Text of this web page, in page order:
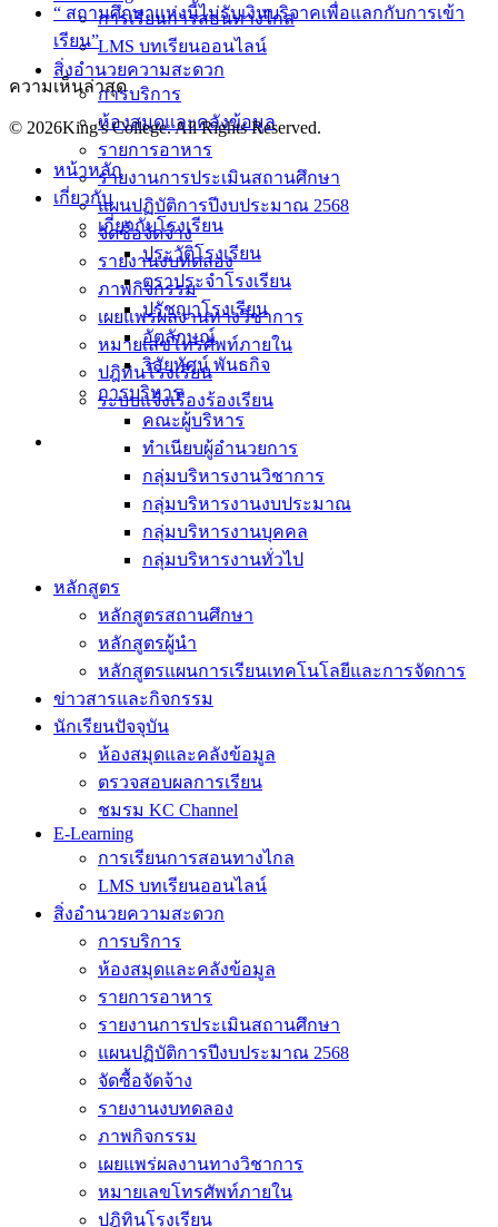
การเรียนการสอนทางไกล
LMS บทเรียนออนไลน์
สิ่งอำนวยความสะดวก
การบริการ
ห้องสมุดและคลังข้อมูล
รายการอาหาร
รายงานการประเมินสถานศึกษา
แผนปฏิบัติการปีงบประมาณ 2568
จัดซื้อจัดจ้าง
รายงานงบทดลอง
ภาพกิจกรรม
เผยแพร่ผลงานทางวิชาการ
หมายเลขโทรศัพท์ภายใน
ปฎิทินโรงเรียน
ระบบแจ้งเรื่องร้องเรียน
“ สถานศึกษาแห่งนี้ไม่รับเงินบริจาคเพื่อแลกกับการเข้า
เรียน”
ความเห็นล่าสุด
© 2026King's College. All Rights Reserved.
หน้าหลัก
เกี่ยวกับ
เกี่ยวกับโรงเรียน
ประวัติโรงเรียน
ตราประจำโรงเรียน
ปรัชญาโรงเรียน
อัตลักษณ์
วิสัยทัศน์ พันธกิจ
การบริหาร
คณะผู้บริหาร
ทำเนียบผู้อำนวยการ
กลุ่มบริหารงานวิชาการ
กลุ่มบริหารงานงบประมาณ
กลุ่มบริหารงานบุคคล
กลุ่มบริหารงานทั่วไป
หลักสูตร
หลักสูตรสถานศึกษา
หลักสูตรผู้นำ
หลักสูตรแผนการเรียนเทคโนโลยีและการจัดการ
ข่าวสารและกิจกรรม
นักเรียนปัจจุบัน
ห้องสมุดและคลังข้อมูล
ตรวจสอบผลการเรียน
ชมรม KC Channel
E-Learning
การเรียนการสอนทางไกล
LMS บทเรียนออนไลน์
สิ่งอำนวยความสะดวก
การบริการ
ห้องสมุดและคลังข้อมูล
รายการอาหาร
รายงานการประเมินสถานศึกษา
แผนปฏิบัติการปีงบประมาณ 2568
จัดซื้อจัดจ้าง
รายงานงบทดลอง
ภาพกิจกรรม
เผยแพร่ผลงานทางวิชาการ
หมายเลขโทรศัพท์ภายใน
ปฎิทินโรงเรียน